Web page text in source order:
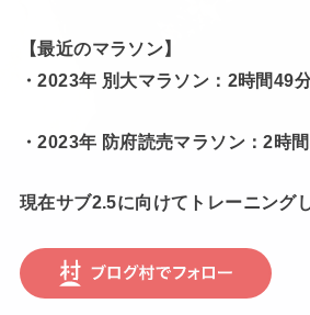
【最近のマラソン】
・2023年 別大マラソン：2時間49
・2023年 防府読売マラソン：2時
現在サブ2.5に向けてトレーニング